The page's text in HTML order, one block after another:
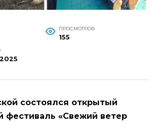
ПРОСМОТРОВ
155
состоялся открытый
«Свежий ветер